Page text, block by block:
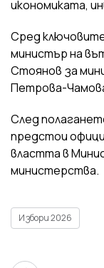
икономиката,
Сред
министър на
Стоянов за
Петрова-
След
предстои
властта в
министерства.
Избори 2026